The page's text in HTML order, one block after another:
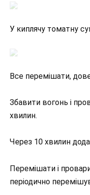
У киплячу томатну
Все перемішати,
Збавити вогонь і
хвилин.
Через 10 хвилин
Перемішати і
періодично